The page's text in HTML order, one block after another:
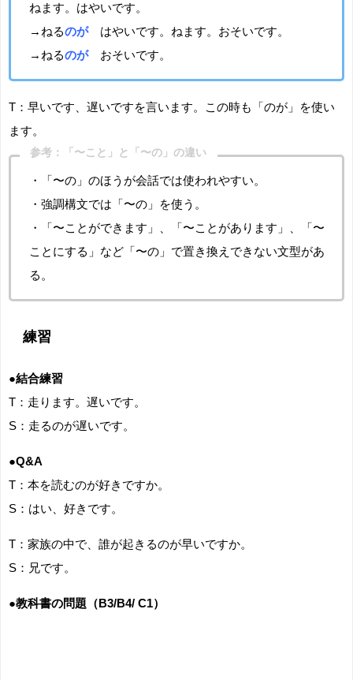
ねます。はやいです。
→ねるのがはやいです。ねます。おそいです。
→ねるのがおそいです。
T：早いです、遅いですを言います。この時も「のが」を使い
ます。
参考：「〜こと」と「〜の」の違い
・「〜の」のほうが会話では使われやすい。
・強調構文では「〜の」を使う。
・「〜ことができます」、「〜ことがあります」、「〜
ことにする」など「〜の」で置き換えできない文型があ
る。
練習
●結合練習
T：走ります。遅いです。
S：走るのが遅いです。
●Q&A
T：本を読むのが好きですか。
S：はい、好きです。
T：家族の中で、誰が起きるのが早いですか。
S：兄です。
●教科書の問題（B3/B4/ C1）